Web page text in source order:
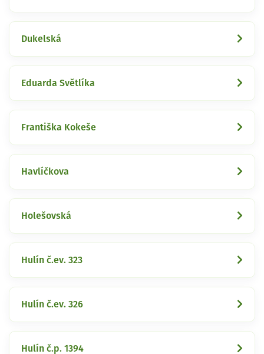
Dukelská
Eduarda Světlíka
Františka Kokeše
Havlíčkova
Holešovská
Hulín č.ev. 323
Hulín č.ev. 326
Hulín č.p. 1394